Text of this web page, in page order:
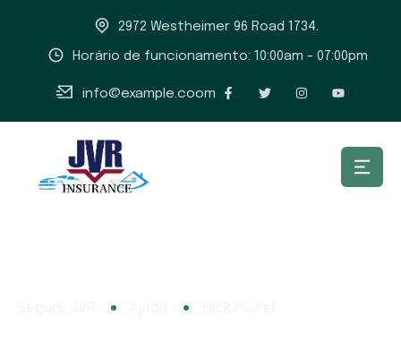
2972 Westheimer 96 Road 1734.
Horário de funcionamento: 10:00am - 07:00pm
info@example.coom